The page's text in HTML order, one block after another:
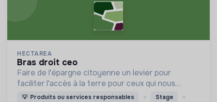
HECTAREA
bras droit ceo
Faire de l'épargne citoyenne un levier pour
faciliter l'accès à la terre pour ceux qui nous
nourrissent
💡 Produits ou services responsables Stage